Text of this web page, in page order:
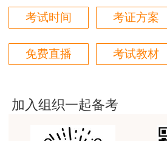
的，须于2月11日至2月16日通
程详见附件），确认完成后将
用户m5****66
3位老师，讲的都非常的好，
用户m5****66
用户m9****88
建设工程教育网很给力，课程逻
考试时间 考证方案
免费直播 考试教材
加入组织一起备考